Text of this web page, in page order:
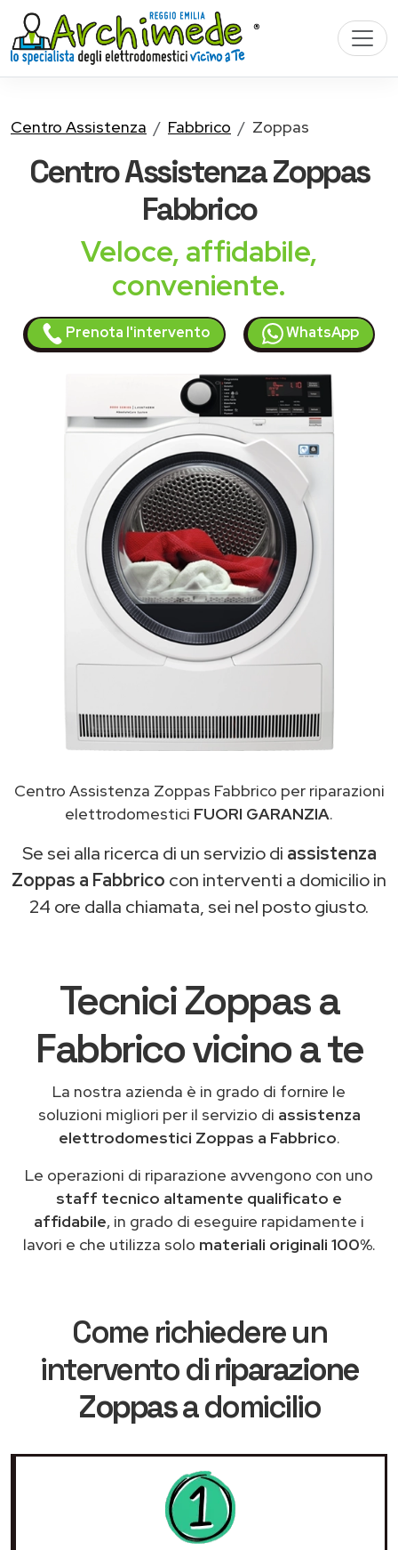
Centro Assistenza Fabbrico Zoppas
Centro AssistenzaZoppas
Fabbrico
Veloce, affidabile,
conveniente.
Prenota l'intervento WhatsApp
Centro Assistenza Zoppas Fabbrico per riparazioni
elettrodomestici FUORI GARANZIA.
Se sei alla ricerca di un servizio di assistenza
Zoppas a Fabbrico con interventi a domicilio in
24 ore dalla chiamata, sei nel posto giusto.
Tecnici Zoppas a
Fabbrico vicino a te
La nostra azienda è in grado di fornire le
soluzioni migliori per il servizio di assistenza
elettrodomestici Zoppas a Fabbrico.
Le operazioni di riparazione avvengono con uno
staff tecnico altamente qualificato e
affidabile, in grado di eseguire rapidamente i
lavori e che utilizza solo materiali originali 100%.
Come richiedere un
intervento diriparazione
Zoppasa domicilio